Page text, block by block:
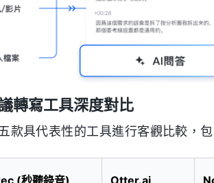
轉寫工具深度對比
款具代表性的工具進行客觀比較，